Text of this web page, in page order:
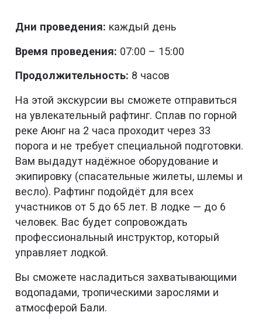
Дни проведения: каждый день
Время проведения: 07:00 – 15:00
Продолжительность: 8 часов
На этой экскурсии вы сможете отправиться
на увлекательный рафтинг. Сплав по горной
реке Аюнг на 2 часа проходит через 33
порога и не требует специальной подготовки.
Вам выдадут надёжное оборудование и
экипировку (спасательные жилеты, шлемы и
весло). Рафтинг подойдёт для всех
участников от 5 до 65 лет. В лодке — до 6
человек. Вас будет сопровождать
профессиональный инструктор, который
управляет лодкой.
Вы сможете насладиться захватывающими
водопадами, тропическими зарослями и
атмосферой Бали.